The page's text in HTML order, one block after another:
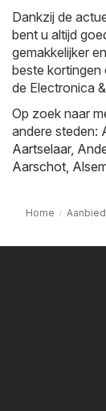
Dankzij de
bent u altijd
gemakkelijker
beste kortingen
de Electronica
Op zoek naar
andere steden:
Aartselaar,
Aarschot
Home